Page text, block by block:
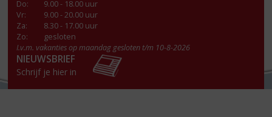
Do:
9.00 - 18.00 uur
Vr:
9.00 - 20.00 uur
Za:
8.30 - 17.00 uur
Zo:
gesloten
I.v.m. vakanties op maandag gesloten t/m 10-8-2026
NIEUWSBRIEF
Schrijf je hier in